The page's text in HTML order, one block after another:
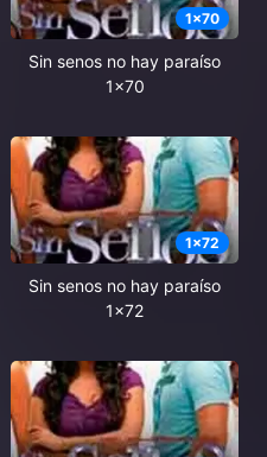
1x70
Sin senos no hay paraíso
1x70
1x72
Sin senos no hay paraíso
1x72